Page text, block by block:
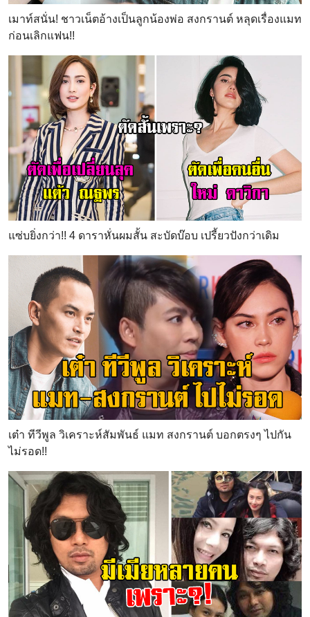
เมาท์สนั่น! ชาวเน็ตอ้างเป็นลูกน้องพ่อ สงกรานต์ หลุดเรื่องแมท
ก่อนเลิกแฟน!!
แซ่บยิ่งกว่า!! 4 ดาราหั่นผมสั้น สะบัดบ๊อบ เปรี้ยวปังกว่าเดิม
เต๋า ทีวีพูล วิเคราะห์สัมพันธ์ แมท สงกรานต์ บอกตรงๆ ไปกัน
ไม่รอด!!